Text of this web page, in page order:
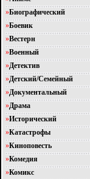
»Биографический
»Боевик
»Вестерн
»Военный
»Детектив
»Детский/Семейный
»Документальный
»Драма
»Исторический
»Катастрофы
»Киноповесть
»Комедия
»Комикс